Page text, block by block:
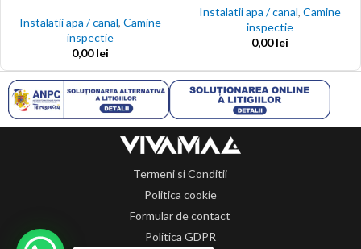
Instalatii apa / canal, Camine
inspectie
0,00lei
capac fonta B125
Instalatii apa / canal, Camine
inspectie
0,00lei
Termeni si Conditii
Politica cookie
Formular de contact
Politica GDPR